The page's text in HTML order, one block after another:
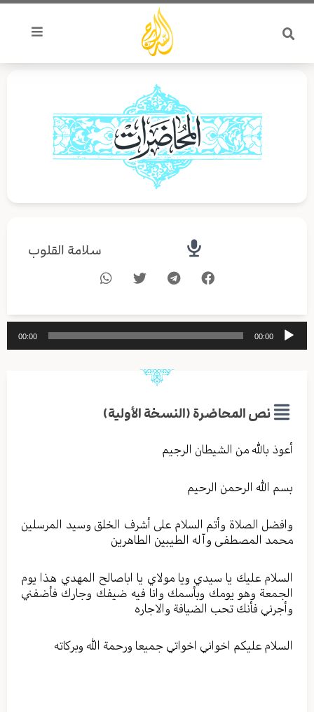
تخطي
المحتوى
سلامة القلوب
مشغل
الصوت
00:00
00:00
نص المحاضرة (النسخة الأولية)
أعوذ بالله من الشيطان الرجيم
بسم الله الرحمن الرحيم
وافضل الصلاة وأتم السلام على أشرف الخلق وسيد المرسلين
محمد المصطفى وآله الطيبين الطاهرين
السلام عليك يا سيدي ويا مولاي يا اباصالح المهدي هذا يوم
الجمعة وهو يومك وبأسمك وانا فيه ضيفك وجارك فأضفني
وأجرني فأنك تحب الضيافة والاجاره
السلام عليكم اخواني اخواتي جميعا ورحمة الله وبركاته